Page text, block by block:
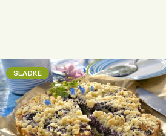
SLADKÉ